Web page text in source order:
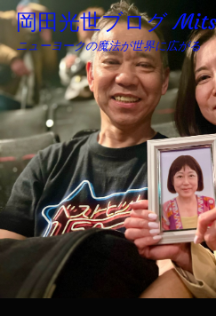
岡田光世ブログ
ニューヨークの魔法が世界に広がる